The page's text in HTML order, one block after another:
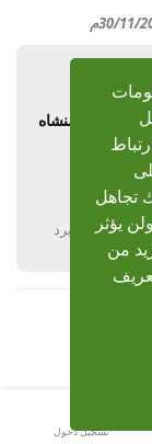
تجاهل
يؤثر
من
المنشاه
يرد
تسجيل دخول